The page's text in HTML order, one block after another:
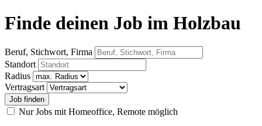
Finde deinen Job im Holzbau
Beruf, Stichwort, Firma
Standort
Radius
Vertragsart
Nur Jobs mit Homeoffice, Remote möglich